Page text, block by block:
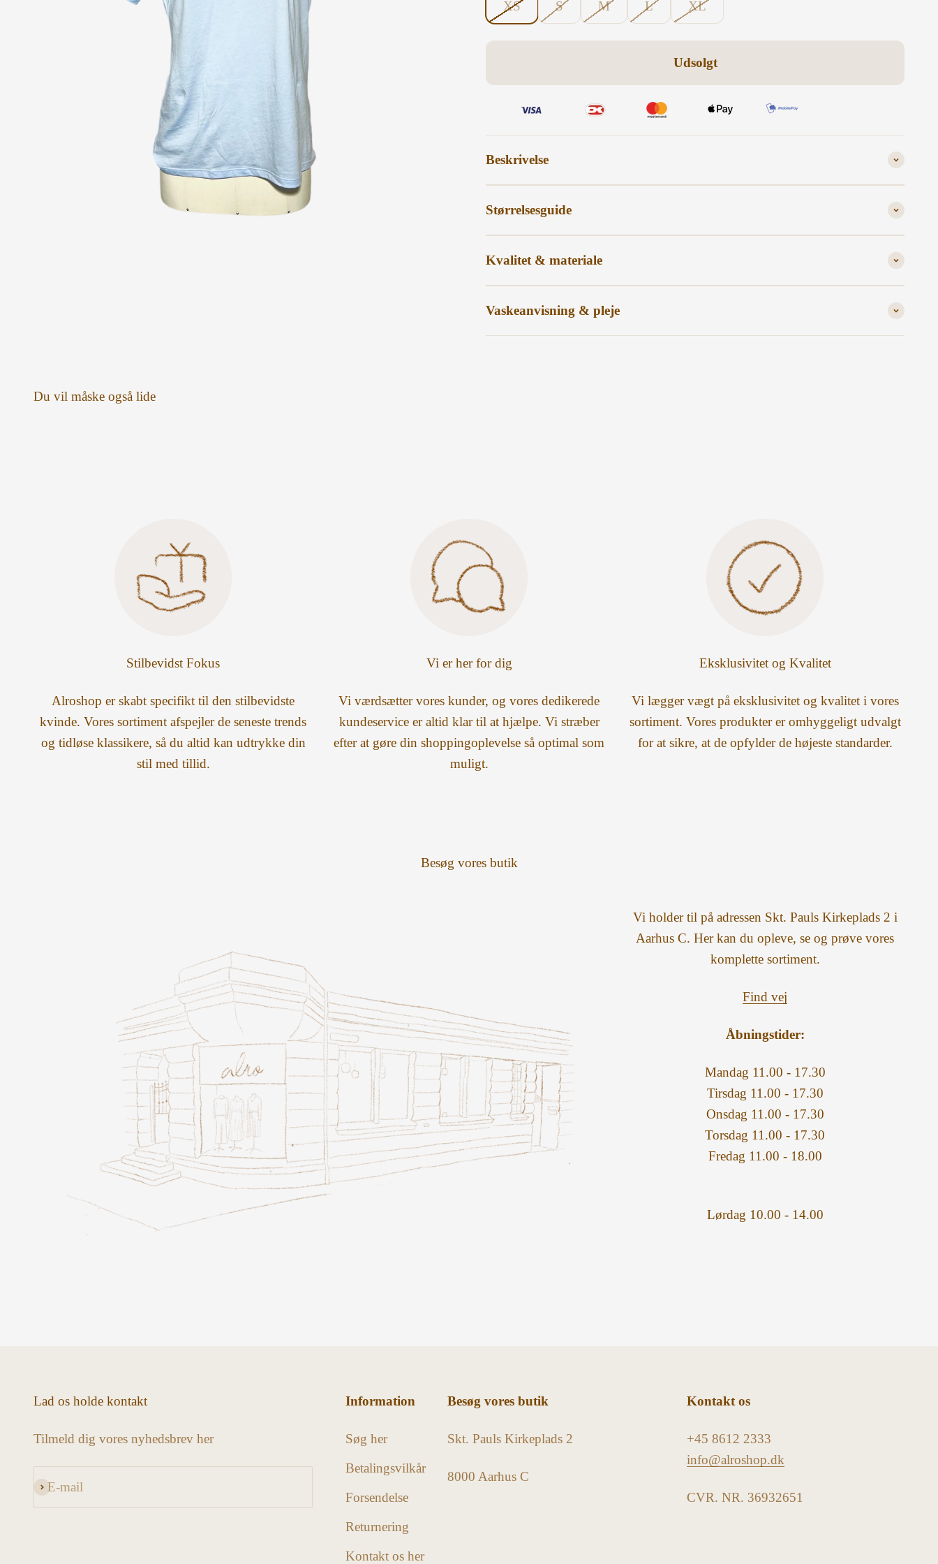
XS S M L XL
Udsolgt
Beskrivelse
Størrelsesguide
Kvalitet & materiale
Vaskeanvisning & pleje
Stilbevidst Fokus
Alroshop er skabt specifikt til den stilbevidste
kvinde. Vores sortiment afspejler de seneste trends
og tidløse klassikere, så du altid kan udtrykke din
stil med tillid.
Vi er her for dig
Vi værdsætter vores kunder, og vores dedikerede
kundeservice er altid klar til at hjælpe. Vi stræber
efter at gøre din shoppingoplevelse så optimal som
muligt.
Eksklusivitet og Kvalitet
Vi lægger vægt på eksklusivitet og kvalitet i vores
sortiment. Vores produkter er omhyggeligt udvalgt
for at sikre, at de opfylder de højeste standarder.
Vi holder til på adressen Skt. Pauls Kirkeplads 2 i
Aarhus C. Her kan du opleve, se og prøve vores
komplette sortiment.
Find vej
Åbningstider:
Mandag 11.00 - 17.30
Tirsdag 11.00 - 17.30
Onsdag 11.00 - 17.30
Torsdag 11.00 - 17.30
Fredag 11.00 - 18.00
Lørdag 10.00 - 14.00
Lad os holde kontakt
Tilmeld dig vores nyhedsbrev her
E-mail
Abonnér
Information
Søg her
Betalingsvilkår
Forsendelse
Returnering
Kontakt os her
Besøg vores butik
Skt. Pauls Kirkeplads 2
8000 Aarhus C
Kontakt os
+45 8612 2333
info@alroshop.dk
CVR. NR. 36932651